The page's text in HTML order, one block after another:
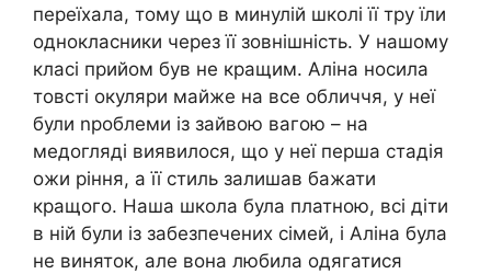
переїхала, тому що в минулій школі її тру їли
однокласники через її зовнішність. У нашому
класі прийом був не кращим. Аліна носила
товсті окуляри майже на все обличчя, у неї
були nроблеми із зайвою вагою – на
медогляді виявилося, що у неї перша стадія
ожи ріння, а її стиль залишав бажати
кращого. Наша школа була платною, всі діти
в ній були із забезпечених сімей, і Аліна була
не виняток, але вона любила одягатися